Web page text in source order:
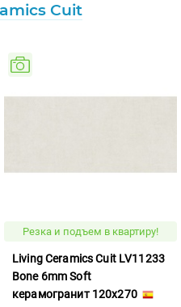
Cuit
Резка и подъем в квартиру!
Living Ceramics Cuit LV11233
Bone 6mm Soft
керамогранит 120x270